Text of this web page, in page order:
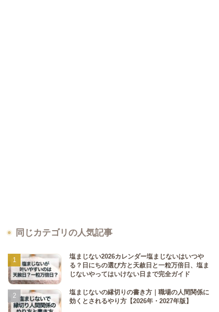
同じカテゴリの人気記事
塩まじない2026カレンダー塩まじないはいつや
る？日にちの選び方と天赦日と一粒万倍日、塩ま
じないやってはいけない日まで完全ガイド
塩まじないの縁切りの書き方｜職場の人間関係に
効くとされるやり方【2026年・2027年版】